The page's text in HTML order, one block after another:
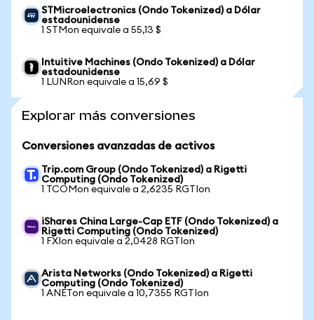
STMicroelectronics (Ondo Tokenized) a Dólar
estadounidense
1 STMon equivale a 55,13 $
Intuitive Machines (Ondo Tokenized) a Dólar
estadounidense
1 LUNRon equivale a 15,69 $
Explorar más conversiones
Conversiones avanzadas de activos
Trip.com Group (Ondo Tokenized) a Rigetti
Computing (Ondo Tokenized)
1 TCOMon equivale a 2,6235 RGTIon
iShares China Large-Cap ETF (Ondo Tokenized) a
Rigetti Computing (Ondo Tokenized)
1 FXIon equivale a 2,0428 RGTIon
Arista Networks (Ondo Tokenized) a Rigetti
Computing (Ondo Tokenized)
1 ANETon equivale a 10,7355 RGTIon